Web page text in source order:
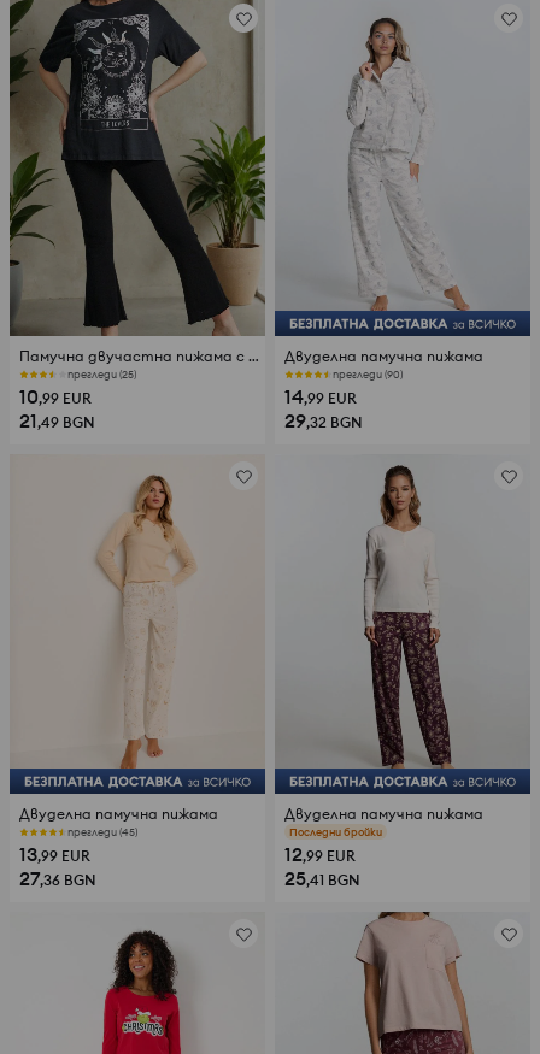
Памучна двучастна пижама с принт
прегледи (25)
10,99 EUR
21,49 BGN
Двуделна памучна пижама
прегледи (90)
14,99 EUR
29,32 BGN
Двуделна памучна пижама
прегледи (45)
13,99 EUR
27,36 BGN
Двуделна памучна пижама
прегледи (79)
12,99 EUR
25,41 BGN